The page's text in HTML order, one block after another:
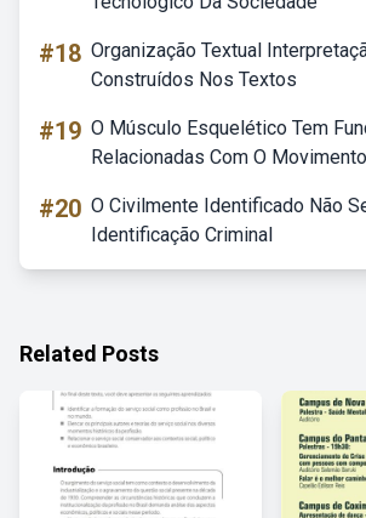
#18 Organização Textual
Construídos Nos Textos
#19 O Músculo Esquelético Tem
Relacionadas Com O
#20 O Civilmente Identificado Não
Identificação Criminal
Related Posts